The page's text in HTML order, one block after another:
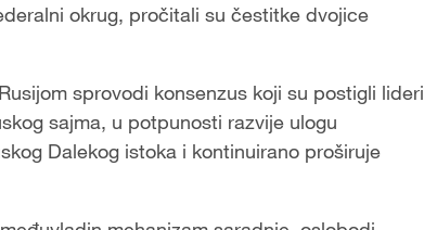
okrug, pročitali su čestitke dvojice
sprovodi konsenzus koji su postigli lideri
sajma, u potpunosti razvije ulogu
Dalekog istoka i kontinuirano proširuje